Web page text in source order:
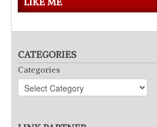
CATEGORIES
Categories